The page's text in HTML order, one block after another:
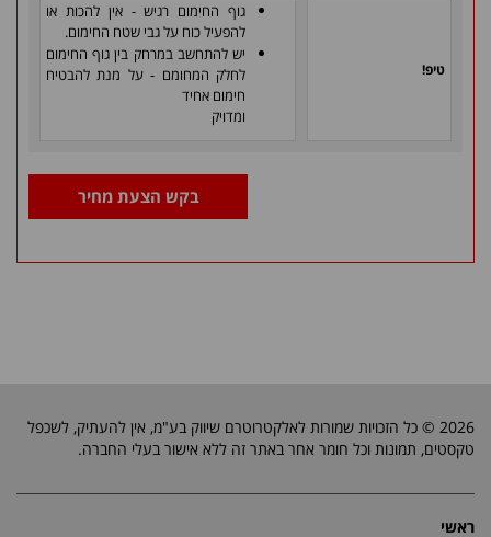
טיפ!
גוף החימום רגיש - אין להכות או
להפעיל כוח על גבי שטח החימום.
יש להתחשב במרחק בין גוף החימום
לחלק המחומם - על מנת להבטיח
חימום אחיד
ומדויק
בקש הצעת מחיר
2026 © כל הזכויות שמורות לאלקטרוטרם שיווק בע"מ, אין להעתיק, לשכפל
טקסטים, תמונות וכל חומר אחר באתר זה ללא אישור בעלי החברה.
ראשי